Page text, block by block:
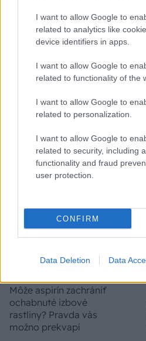
I want to allow Google to
related to analytics like
device identifiers in apps.
I want to allow Google to
related to functionality of the
I want to allow Google to
related to personalization.
I want to allow Google to
related to security, including
functionality and fraud
user protection.
CONFIRM
Data Deletion Data
Trvalky, ktoré znesú
vysaďte na miesta, na
ktoré slnko svieti celý
Môže aspirín zachrániť
ochabnuté izbové
rastliny? Pravda vás
možno prekvapí